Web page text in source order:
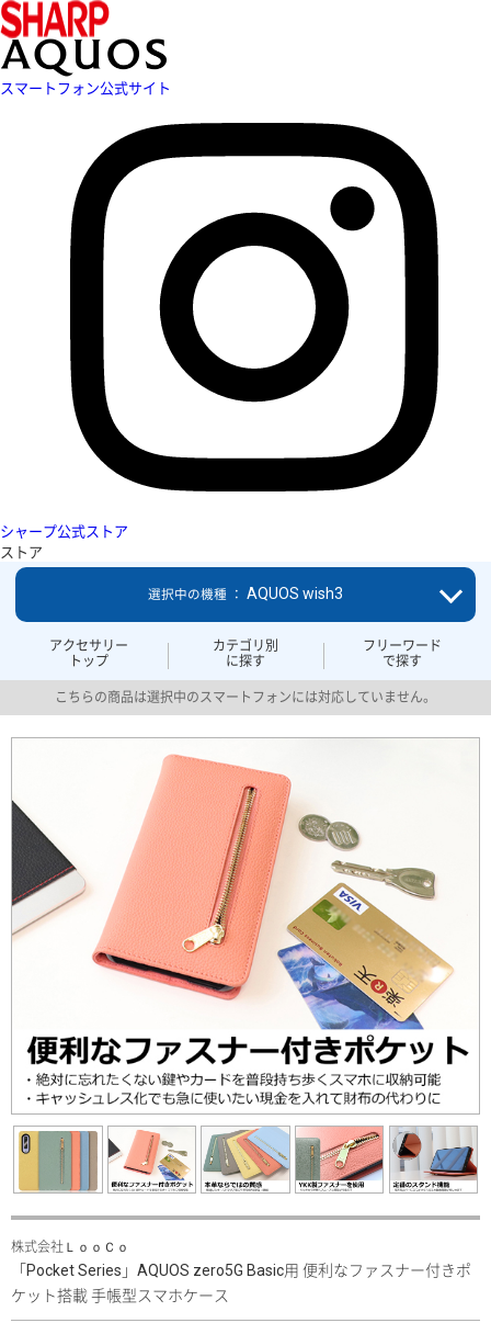
スマートフォン公式サイト
シャープ公式ストア
ストア
アクセサリー
トップ
カテゴリ別
に探す
フリーワード
で探す
選択中の機種 ： AQUOS wish3
こちらの商品は選択中のスマートフォンには対応していません。
株式会社ＬｏｏＣｏ
「Pocket Series」AQUOS zero5G Basic用 便利なファスナー付きポ
ケット搭載 手帳型スマホケース